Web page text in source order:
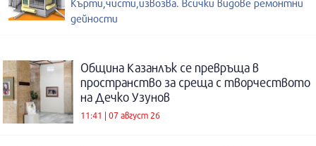
Кърти,чисти,извозва. Всички видове ремонтни
дейности
Община Казанлък се превръща в
пространство за среща с творчеството
на Дечко Узунов
11:41 | 07 август 26